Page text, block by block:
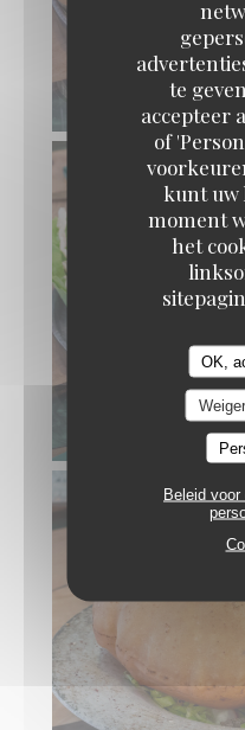
te
accepteer
of
kunt uw
moment
het
OK,
Beleid